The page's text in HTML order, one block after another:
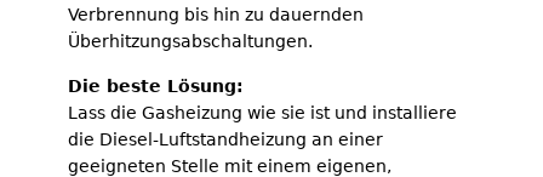
Verbrennung bis hin zu dauernden
Überhitzungsabschaltungen.
Die beste Lösung:
Lass die Gasheizung wie sie ist und installiere
die Diesel-Luftstandheizung an einer
geeigneten Stelle mit einem eigenen,